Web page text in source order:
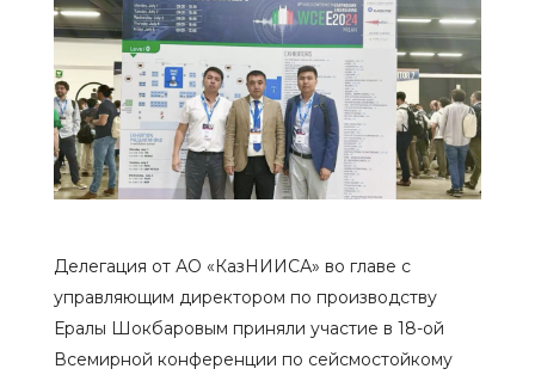
Делегация от АО «КазНИИСА» во главе с
управляющим директором по производству
Ералы Шокбаровым приняли участие в 18-ой
Всемирной конференции по сейсмостойкому